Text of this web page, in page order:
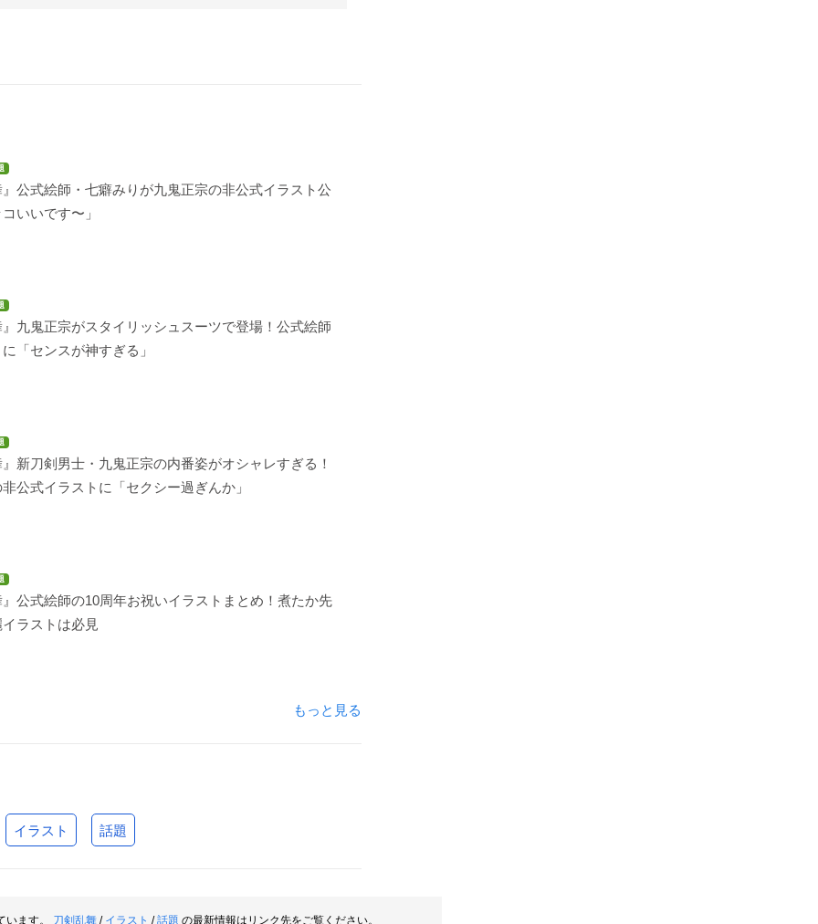
公式絵師・七癖みりが九鬼正宗の非公式イラスト公
いいです〜」
九鬼正宗がスタイリッシュスーツで登場！公式絵師
「センスが神すぎる」
新刀剣男士・九鬼正宗の内番姿がオシャレすぎる！
公式イラストに「セクシー過ぎんか」
公式絵師の10周年お祝いイラストまとめ！煮たか先
ラストは必見
もっと見る
イラスト 話題
います。 刀剣乱舞 / イラスト /話題 の最新情報はリンク先をご覧ください。